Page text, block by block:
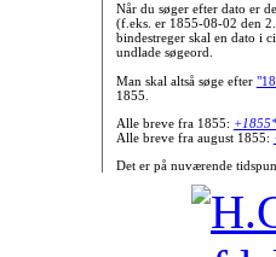
Når du søger efter dato er
(f.eks. er 1855-08-02 den
bindestreger skal en dato i
undlade søgeord.
Man skal altså søge efter
1855.
Alle breve fra 1855:
Alle breve fra august 1855:
Det er på nuværende